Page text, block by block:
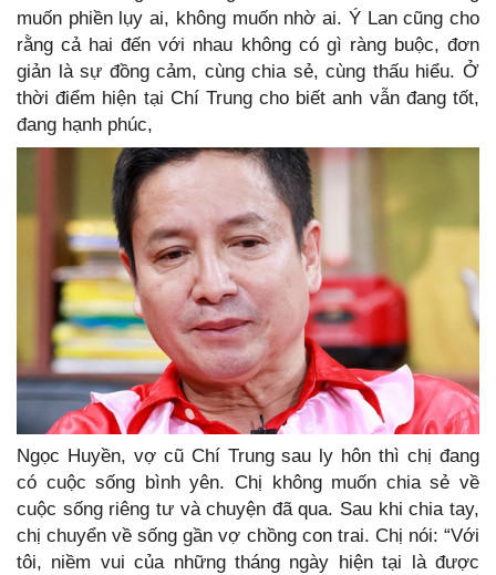
muốn phiền lụy ai, không muốn nhờ ai. Ý Lan cũng cho
rằng cả hai đến với nhau không có gì ràng buộc, đơn
giản là sự đồng cảm, cùng chia sẻ, cùng thấu hiểu. Ở
thời điểm hiện tại Chí Trung cho biết anh vẫn đang tốt,
đang hạnh phúc,
Ngọc Huyền, vợ cũ Chí Trung sau ly hôn thì chị đang
có cuộc sống bình yên. Chị không muốn chia sẻ về
cuộc sống riêng tư và chuyện đã qua. Sau khi chia tay,
chị chuyển về sống gần vợ chồng con trai. Chị nói: “Với
tôi, niềm vui của những tháng ngày hiện tại là được